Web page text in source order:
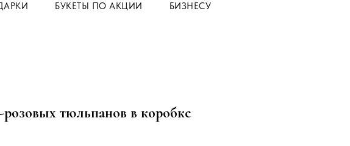
БУКЕТЫ ПО АКЦИИ БИЗНЕСУ
розовых тюльпанов в коробке